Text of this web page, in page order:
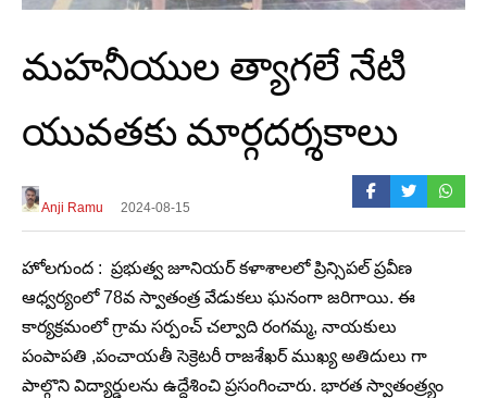
మహనీయుల త్యాగలే నేటి
యువతకు మార్గదర్శకాలు
Anji Ramu 2024-08-15
హోలగుంద : ప్రభుత్వ జూనియర్ కళాశాలలో ప్రిన్సిపల్ ప్రవీణ
ఆధ్వర్యంలో 78వ స్వాతంత్ర వేడుకలు ఘనంగా జరిగాయి. ఈ
కార్యక్రమంలో గ్రామ సర్పంచ్ చల్వాది రంగమ్మ, నాయకులు
పంపాపతి ,పంచాయతీ సెక్రెటరీ రాజశేఖర్ ముఖ్య అతిదులు గా
పాల్గొని విద్యార్డులను ఉద్దేశించి ప్రసంగించారు. భారత స్వాతంత్ర్యం